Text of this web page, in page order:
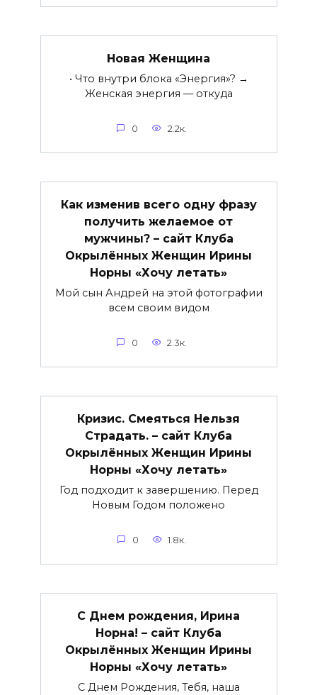
Новая Женщина
• Что внутри блока «Энергия»? →
Женская энергия — откуда
0 2.2к.
Как изменив всего одну фразу
получить желаемое от
мужчины? – сайт Клуба
Окрылённых Женщин Ирины
Норны «Хочу летать»
Мой сын Андрей на этой фотографии
всем своим видом
0 2.3к.
Кризис. Смеяться Нельзя
Страдать. – сайт Клуба
Окрылённых Женщин Ирины
Норны «Хочу летать»
Год подходит к завершению. Перед
Новым Годом положено
0 1.8к.
С Днем рождения, Ирина
Норна! – сайт Клуба
Окрылённых Женщин Ирины
Норны «Хочу летать»
С Днем Рождения, Тебя, наша